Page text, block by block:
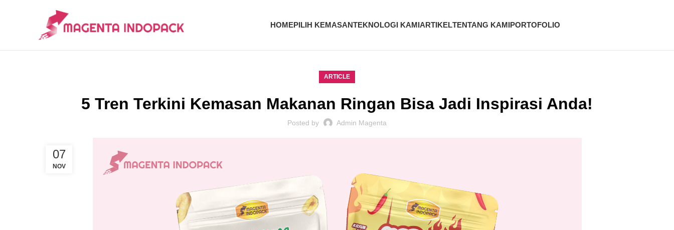
HOMEPILIH KEMASANTEKNOLOGI KAMIARTIKELTENTANG KAMIPORTOFOLIO
ARTICLE
5 Tren Terkini Kemasan Makanan Ringan Bisa Jadi Inspirasi Anda!
Posted by Admin Magenta
07
NOV